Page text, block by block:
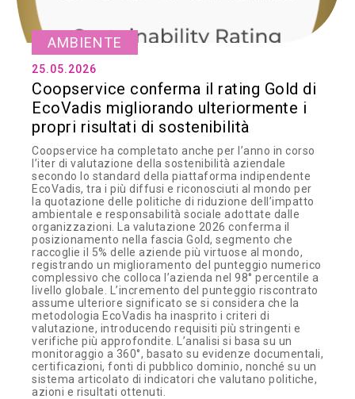
AMBIENTE
25.05.2026
Coopservice conferma il rating Gold di
EcoVadis migliorando ulteriormente i
propri risultati di sostenibilità
Coopservice ha completato anche per l’anno in corso
l’iter di valutazione della sostenibilità aziendale
secondo lo standard della piattaforma indipendente
EcoVadis, tra i più diffusi e riconosciuti al mondo per
la quotazione delle politiche di riduzione dell’impatto
ambientale e responsabilità sociale adottate dalle
organizzazioni. La valutazione 2026 conferma il
posizionamento nella fascia Gold, segmento che
raccoglie il 5% delle aziende più virtuose al mondo,
registrando un miglioramento del punteggio numerico
complessivo che colloca l’azienda nel 98° percentile a
livello globale. L’incremento del punteggio riscontrato
assume ulteriore significato se si considera che la
metodologia EcoVadis ha inasprito i criteri di
valutazione, introducendo requisiti più stringenti e
verifiche più approfondite. L’analisi si basa su un
monitoraggio a 360°, basato su evidenze documentali,
certificazioni, fonti di pubblico dominio, nonché su un
sistema articolato di indicatori che valutano politiche,
azioni e risultati ottenuti.